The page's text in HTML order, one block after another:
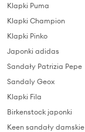
Klapki Puma
Klapki Champion
Klapki Pinko
Japonki adidas
Sandały Patrizia Pepe
Sandaly Geox
Klapki Fila
Birkenstock japonki
Keen sandały damskie